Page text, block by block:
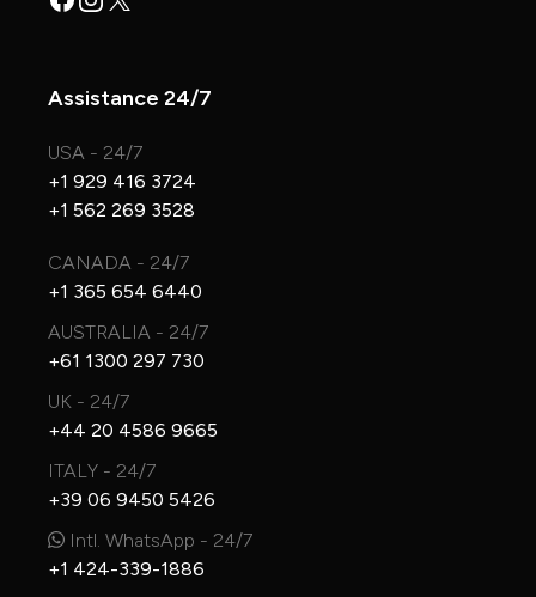
Assistance 24/7
USA - 24/7
+1 929 416 3724
+1 562 269 3528
CANADA - 24/7
+1 365 654 6440
AUSTRALIA - 24/7
+61 1300 297 730
UK - 24/7
+44 20 4586 9665
ITALY - 24/7
+39 06 9450 5426
Intl. WhatsApp - 24/7
+1 424-339-1886